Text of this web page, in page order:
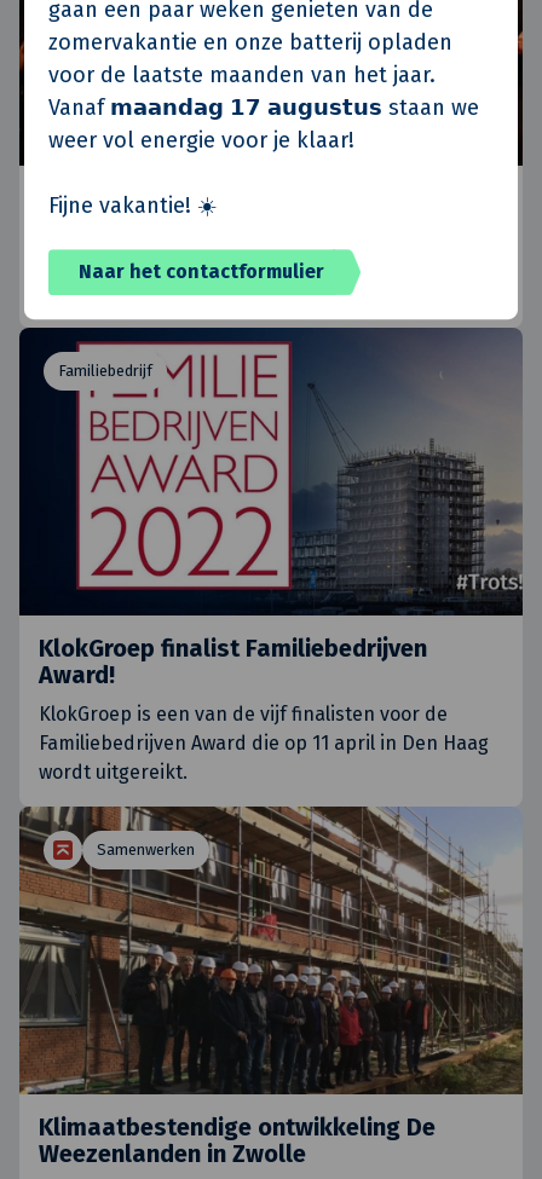
gaan een paar weken genieten van de
zomervakantie en onze batterij opladen
voor de laatste maanden van het jaar.
Vanaf 𝗺𝗮𝗮𝗻𝗱𝗮𝗴 𝟭𝟳 𝗮𝘂𝗴𝘂𝘀𝘁𝘂𝘀 staan we
weer vol energie voor je klaar!
Fijne vakantie! ☀️
Naar het contactformulier
Ton van de Klok verkozen tot Nijmeegs
Ondernemer van het Jaar 2018
De jury sprak haar lof uit over zijn lange-termijn-
visie en de focus op continuïteit.
Familiebedrijf
KlokGroep finalist Familiebedrijven
Award!
KlokGroep is een van de vijf finalisten voor de
Familiebedrijven Award die op 11 april in Den Haag
wordt uitgereikt.
Samenwerken
Klimaatbestendige ontwikkeling De
Weezenlanden in Zwolle